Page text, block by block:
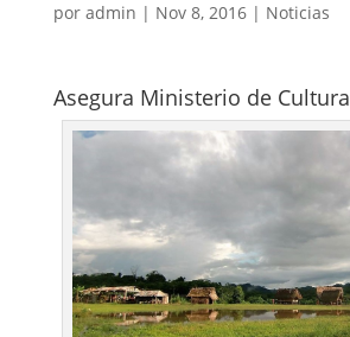
por admin | Nov 8, 2016| Noticias
Asegura Ministerio de Cultura